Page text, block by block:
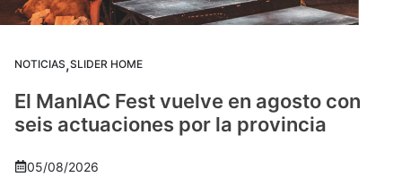
NOTICIAS,SLIDER HOME
El ManIAC Fest vuelve en agosto con
seis actuaciones por la provincia
05/08/2026